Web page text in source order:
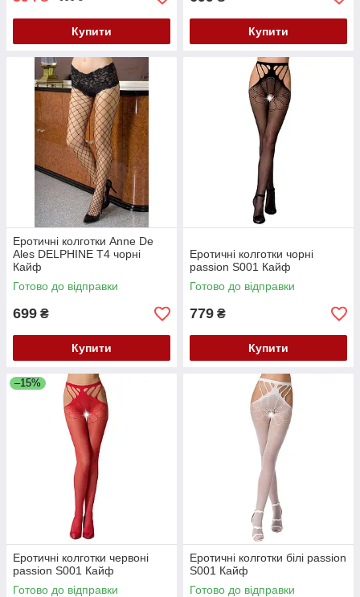
Купити Купити
Еротичні колготки Anne De
Ales DELPHINE T4 чорні
Кайф
Готово до відправки
699 ₴
Купити
Еротичні колготки чорні
passion S001 Кайф
Готово до відправки
779 ₴
Купити
–15%
Еротичні колготки червоні
passion S001 Кайф
Готово до відправки
Еротичні колготки білі passion
S001 Кайф
Готово до відправки